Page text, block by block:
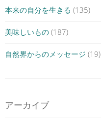
本来の自分を生きる (135)
美味しいもの (187)
自然界からのメッセージ (19)
アーカイブ